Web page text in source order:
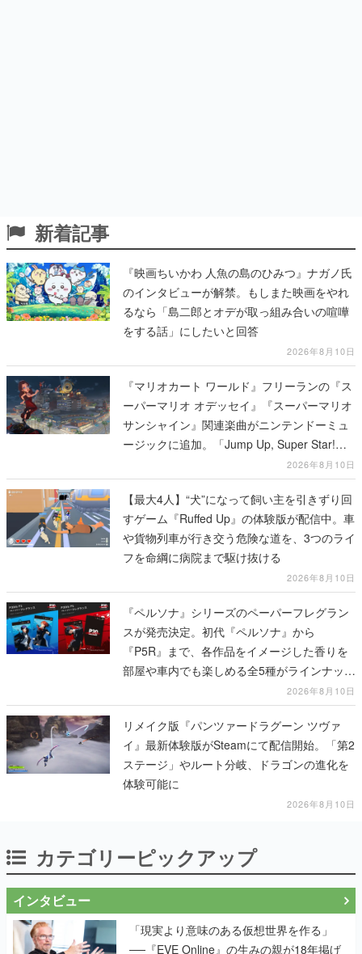
新着記事
『映画ちいかわ 人魚の島のひみつ』ナガノ氏
のインタビューが解禁。もしまた映画をやれ
るなら「島二郎とオデが取っ組み合いの喧嘩
をする話」にしたいと回答
2026年8月10日
『マリオカート ワールド』フリーランの『ス
ーパーマリオ オデッセイ』『スーパーマリオ
サンシャイン』関連楽曲がニンテンドーミュ
ージックに追加。「Jump Up, Super Star!」
「ドルピックタウン」など計14曲が配信
2026年8月10日
【最大4人】“犬”になって飼い主を引きずり回
すゲーム『Ruffed Up』の体験版が配信中。車
や貨物列車が行き交う危険な道を、3つのライ
フを命綱に病院まで駆け抜ける
2026年8月10日
『ペルソナ』シリーズのペーパーフレグラン
スが発売決定。初代『ペルソナ』から
『P5R』まで、各作品をイメージした香りを
部屋や車内でも楽しめる全5種がラインナッ
プ、予約受付は8月17日12時より開始2026年8月10日
リメイク版『パンツァードラグーン ツヴァ
イ』最新体験版がSteamにて配信開始。「第2
ステージ」やルート分岐、ドラゴンの進化を
体験可能に
2026年8月10日
カテゴリーピックアップ
インタビュー
「現実より意味のある仮想世界を作る」
──『EVE Online』の生みの親が18年掲げ